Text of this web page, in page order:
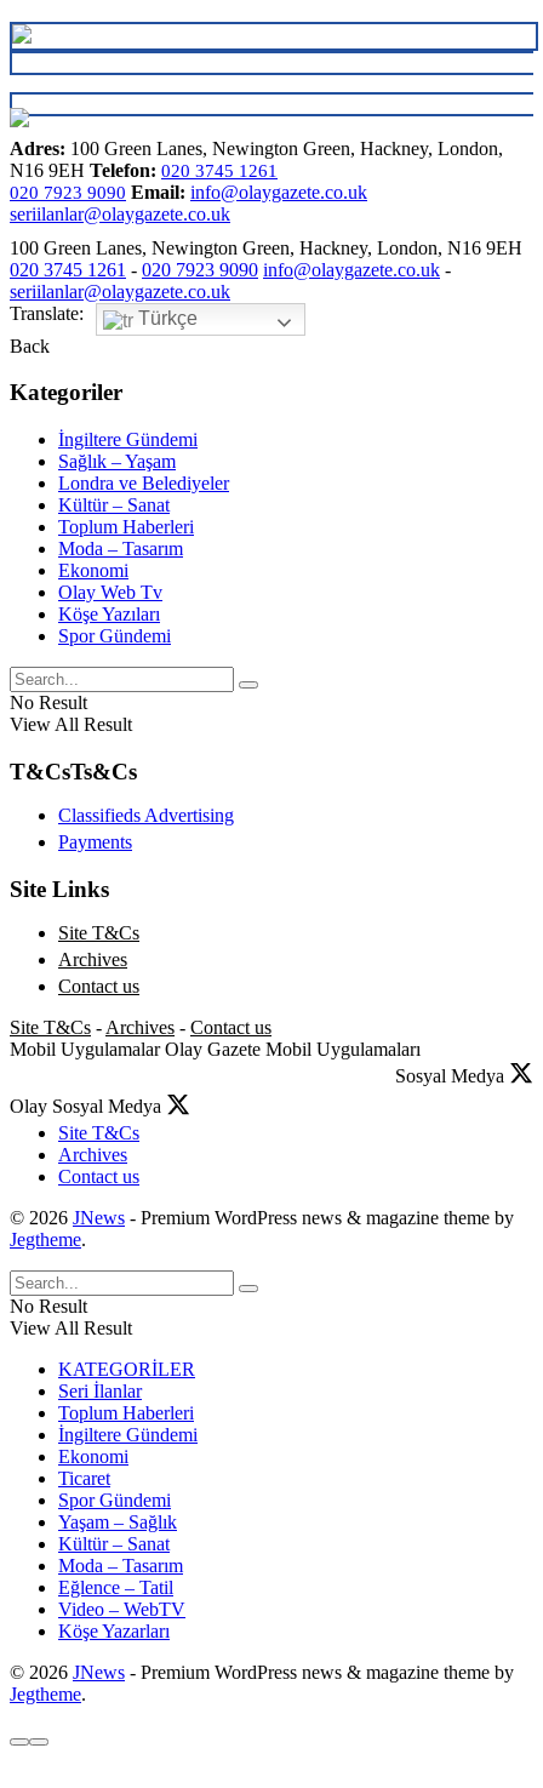
Adres: 100 Green Lanes, Newington Green, Hackney, London,
N16 9EH Telefon: 020 3745 1261
020 7923 9090 Email: info@olaygazete.co.uk
seriilanlar@olaygazete.co.uk
100 Green Lanes, Newington Green, Hackney, London, N16 9EH
020 3745 1261 - 020 7923 9090 info@olaygazete.co.uk -
seriilanlar@olaygazete.co.uk
Translate:
Türkçe
Back
Kategoriler
İngiltere Gündemi
Sağlık – Yaşam
Londra ve Belediyeler
Kültür – Sanat
Toplum Haberleri
Moda – Tasarım
Ekonomi
Olay Web Tv
Köşe Yazıları
Spor Gündemi
No Result
View All Result
T&CsTs&Cs
Classifieds Advertising
Payments
Site Links
Site T&Cs
Archives
Contact us
Site T&Cs - Archives - Contact us
Mobil Uygulamalar Olay Gazete Mobil Uygulamaları
Sosyal Medya
Olay Sosyal Medya
Site T&Cs
Archives
Contact us
© 2026 JNews - Premium WordPress news & magazine theme by
Jegtheme.
No Result
View All Result
KATEGORİLER
Seri İlanlar
Toplum Haberleri
İngiltere Gündemi
Ekonomi
Ticaret
Spor Gündemi
Yaşam – Sağlık
Kültür – Sanat
Moda – Tasarım
Eğlence – Tatil
Video – WebTV
Köşe Yazarları
© 2026 JNews - Premium WordPress news & magazine theme by
Jegtheme.